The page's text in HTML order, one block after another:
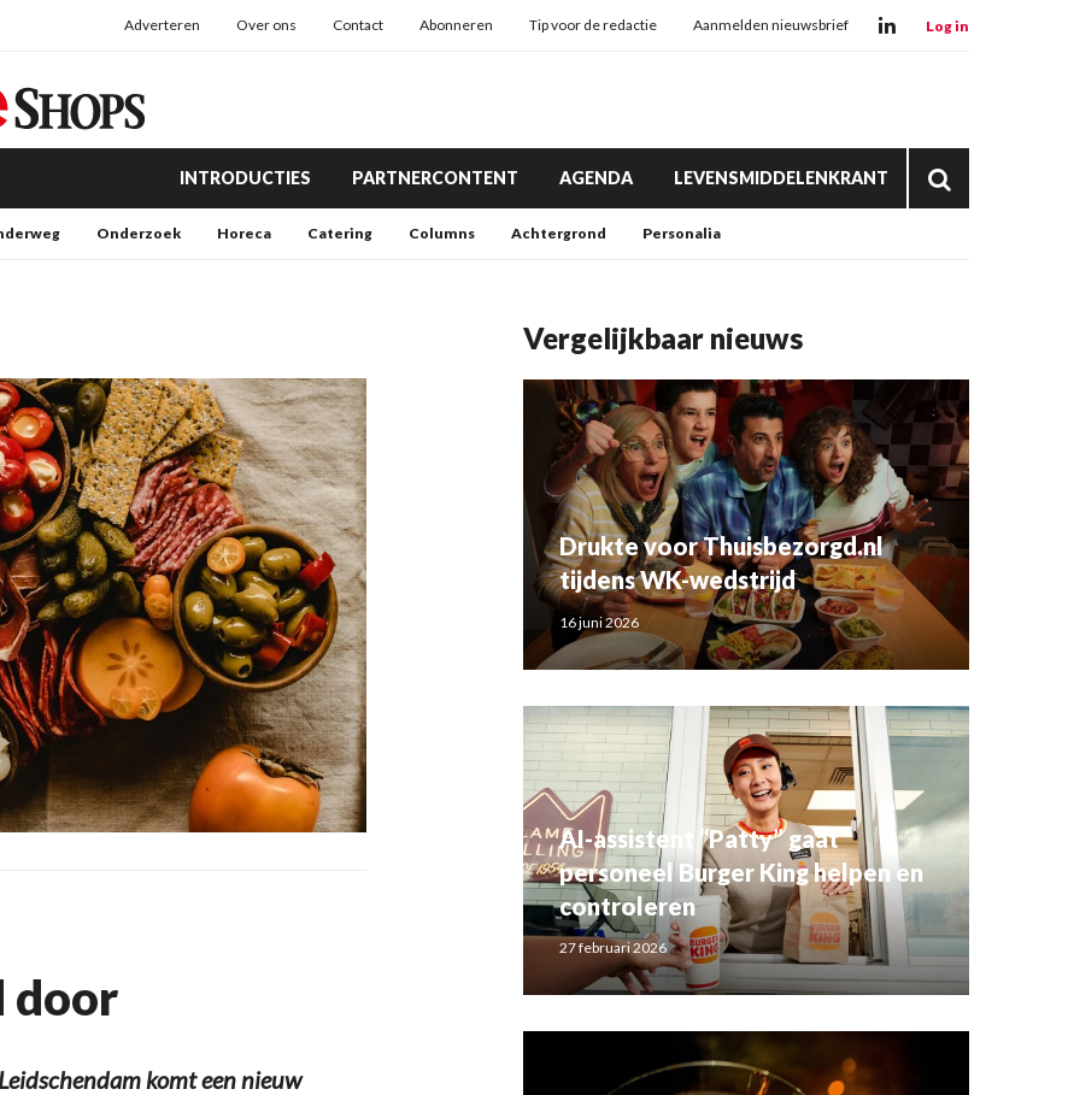
Adverteren Over ons Contact Abonneren Tip voor de redactie Aanmelden nieuwsbrief Log in
INTRODUCTIES PARTNERCONTENT AGENDA LEVENSMIDDELENKRANT
Onderzoek Horeca Catering Columns Achtergrond Personalia
door
komt een nieuw
Vergelijkbaar nieuws
Drukte voor Thuisbezorgd.nl
tijdens WK-wedstrijd
16 juni 2026
AI-assistent “Patty” gaat
personeel Burger King helpen en
controleren
27 februari 2026